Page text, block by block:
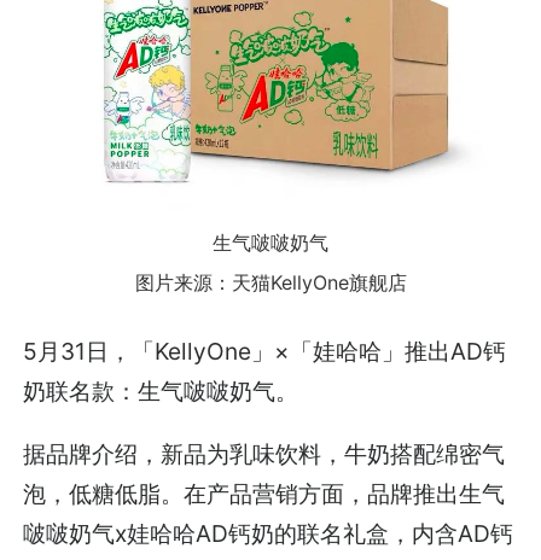
生气啵啵奶气
图片来源：天猫KellyOne旗舰店
5月31日，「KellyOne」×「娃哈哈」推出AD钙
奶联名款：生气啵啵奶气。
据品牌介绍，新品为乳味饮料，牛奶搭配绵密气
泡，低糖低脂。在产品营销方面，品牌推出生气
啵啵奶气x娃哈哈AD钙奶的联名礼盒，内含AD钙